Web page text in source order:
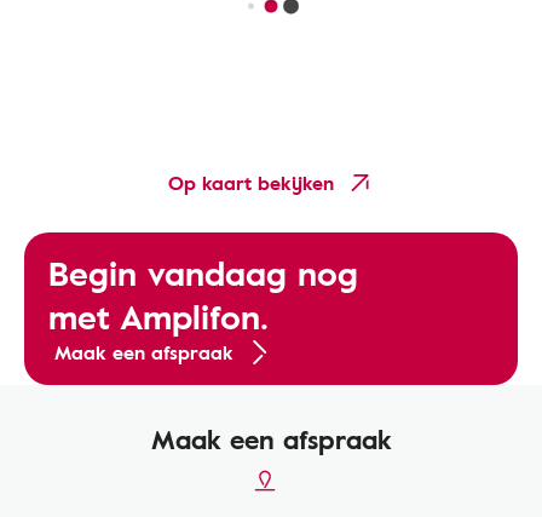
Op kaart bekijken
Begin vandaag nog
met Amplifon.
Maak een afspraak
Maak een afspraak